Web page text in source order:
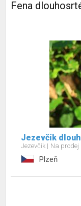
Fena
Jezevčík
Jezevčík Na prodej
Plzeň